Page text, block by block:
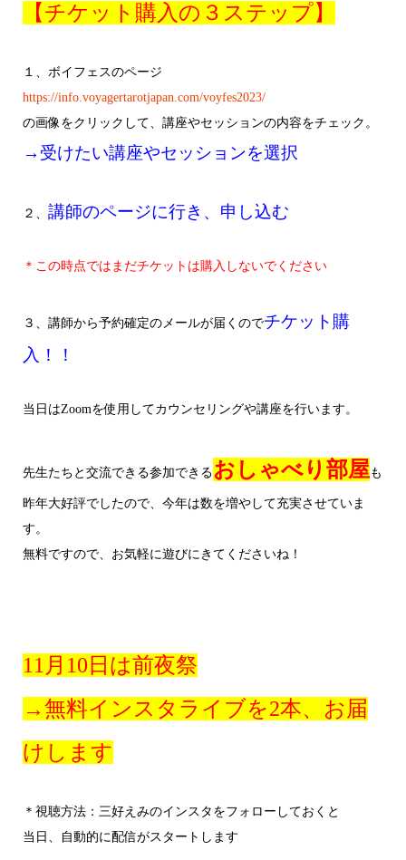
【チケット購入の３ステップ】
１、ボイフェスのページ
https://info.voyagertarotjapan.com/voyfes2023/
の画像をクリックして、講座やセッションの内容をチェック。
→受けたい講座やセッションを選択
２、 講師のページに行き、申し込む
＊この時点ではまだチケットは購入しないでください
３、講師から予約確定のメールが届くのでチケット購
入！！
当日はZoomを使用してカウンセリングや講座を行います。
先生たちと交流できる参加できるおしゃべり部屋も
昨年大好評でしたので、今年は数を増やして充実させていま
す。
無料ですので、お気軽に遊びにきてくださいね！
11月10日は前夜祭
→無料インスタライブを2本、お届
けします
＊視聴方法：三好えみのインスタをフォローしておくと
当日、自動的に配信がスタートします